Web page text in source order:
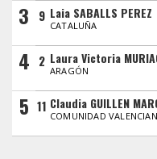
3 9 Laia SABALLS PEREZ
CATALUÑA
4 2 Laura Victoria
ARAGÓN
5 11 Claudia GUILLEN
COMUNIDAD